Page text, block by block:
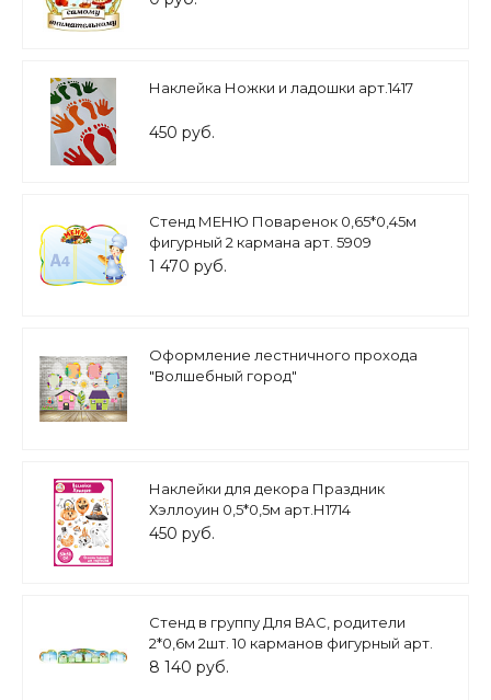
Наклейка Ножки и ладошки арт.1417
450 руб.
Стенд МЕНЮ Поваренок 0,65*0,45м
фигурный 2 кармана арт. 5909
1 470 руб.
Оформление лестничного прохода
"Волшебный город"
Наклейки для декора Праздник
Хэллоуин 0,5*0,5м арт.Н1714
450 руб.
Стенд в группу Для ВАС, родители
2*0,6м 2шт. 10 карманов фигурный арт.
2866
8 140 руб.